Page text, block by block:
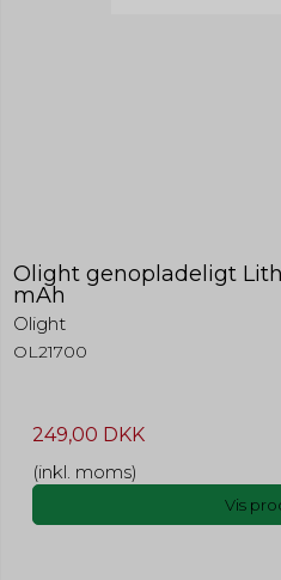
Olight genopladeligt
mAh
Olight
OL21700
249,00 DKK
(inkl. moms)
Vis